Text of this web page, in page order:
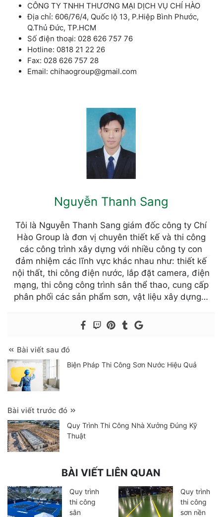
CÔNG TY TNHH THƯƠNG MẠI DỊCH VỤ CHÍ HÀO
Địa chỉ: 606/76/4, Quốc lộ 13, P.Hiệp Bình Phước,
Q.Thủ Đức, TP.HCM
Số điện thoại: 028 626 757 76
Hotline: 0818 21 22 26
Fax: 028 626 757 28
Email: chihaogroup@gmail.com
Nguyễn Thanh Sang
Tôi là Nguyễn Thanh Sang giám đốc công ty Chí
Hào Group là đơn vị chuyên thiết kế và thi công
các công trình xây dựng với nhiều công ty con
đảm nhiệm các lĩnh vực khác nhau như: thiết kế
nội thất, thi công điện nước, lắp đặt camera, điện
mạng, thi công công trình sân thể thao, cung cấp
phân phối các sản phẩm sơn, vật liệu xây dựng…
Bài viết sau đó
Biện Pháp Thi Công Sơn Nước Hiệu Quả
Bài viết trước đó
Quy Trình Thi Công Nhà Xưởng Đúng Kỹ
Thuật
BÀI VIẾT LIÊN QUAN
Quy trình
thi công
sân
Quy trình
thi công
sơn nền